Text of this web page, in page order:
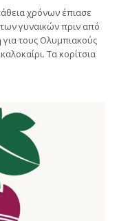
χρόνων έπιασε
γυναικών πριν από
για τους Ολυμπιακούς
Τα κορίτσια